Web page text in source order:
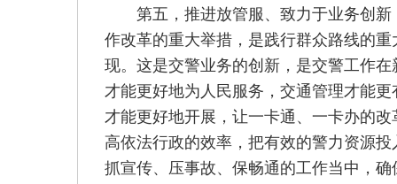
第五，推进放管服、致力于业务创新
作改革的重大举措，是践行群众路线的
现。这是交警业务的创新，是交警工作
才能更好地为人民服务，交通管理才能
才能更好地开展，让一卡通、一卡办的
高依法行政的效率，把有效的警力资源
抓宣传、压事故、保畅通的工作当中，确